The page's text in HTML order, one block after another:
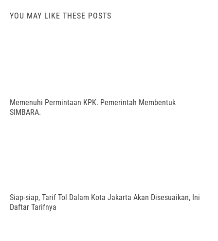
YOU MAY LIKE THESE POSTS
Memenuhi Permintaan KPK. Pemerintah Membentuk
SIMBARA.
Siap-siap, Tarif Tol Dalam Kota Jakarta Akan Disesuaikan, Ini
Daftar Tarifnya